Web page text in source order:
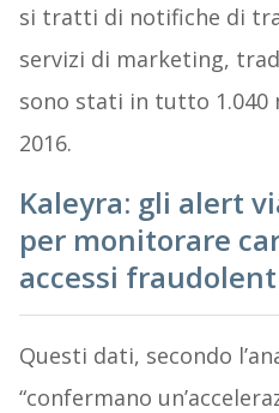
si tratti di notifiche di
servizi di marketing,
sono stati in tutto 1.040
2016.
Kaleyra: gli alert
per monitorare
accessi
Questi dati, secondo
“confermano